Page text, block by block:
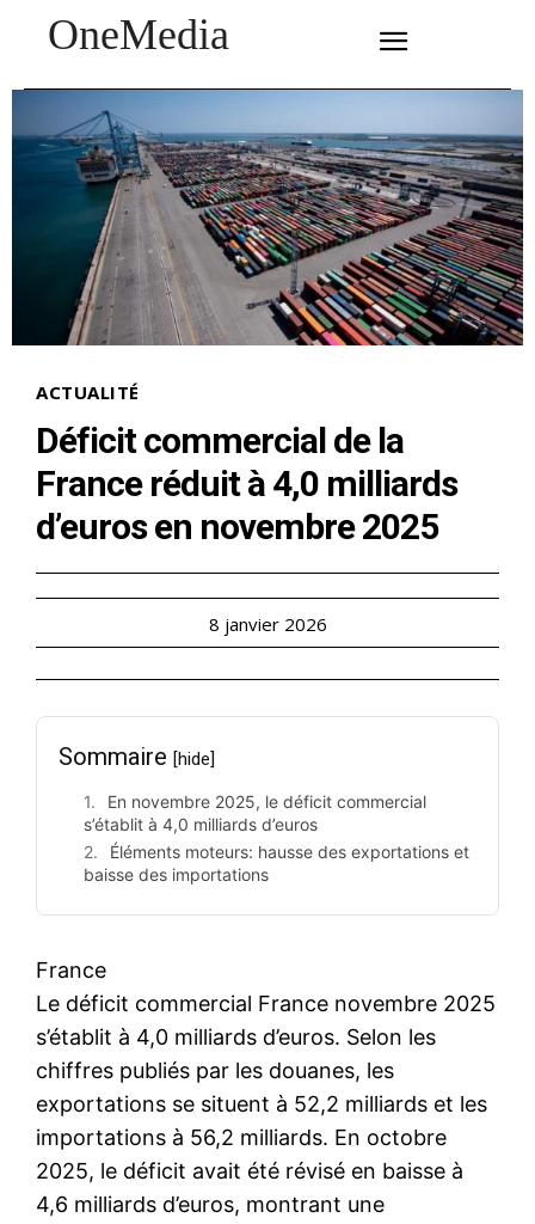
OneMedia
ACTUALITÉ
Déficit commercial de la
France réduit à 4,0 milliards
d’euros en novembre 2025
8 janvier 2026
Sommaire [hide]
En novembre 2025, le déficit commercial
s’établit à 4,0 milliards d’euros
Éléments moteurs: hausse des exportations et
baisse des importations
France
Le déficit commercial France novembre 2025
s’établit à 4,0 milliards d’euros. Selon les
chiffres publiés par les douanes, les
exportations se situent à 52,2 milliards et les
importations à 56,2 milliards. En octobre
2025, le déficit avait été révisé en baisse à
4,6 milliards d’euros, montrant une